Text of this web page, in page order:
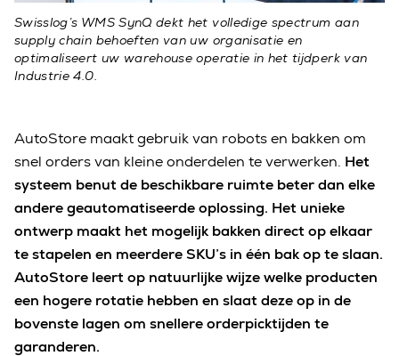
Swisslog’s WMS SynQ dekt het volledige spectrum aan
supply chain behoeften van uw organisatie en
optimaliseert uw warehouse operatie in het tijdperk van
Industrie 4.0.
AutoStore maakt gebruik van robots en bakken om
snel orders van kleine onderdelen te verwerken. Het
systeem benut de beschikbare ruimte beter dan elke
andere geautomatiseerde oplossing. Het unieke
ontwerp maakt het mogelijk bakken direct op elkaar
te stapelen en meerdere SKU’s in één bak op te slaan.
AutoStore leert op natuurlijke wijze welke producten
een hogere rotatie hebben en slaat deze op in de
bovenste lagen om snellere orderpicktijden te
garanderen.